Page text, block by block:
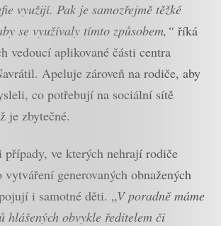
využijí. Pak je samozřejmě těžké
se využívaly tímto způsobem,“ říká
vedoucí aplikované části centra
Apeluje zároveň na rodiče, aby
co potřebují na sociální sítě
je zbytečné.
ve kterých nehrají rodiče
generovaných obnažených
i samotné děti. „V poradně máme
hlášených obvykle ředitelem či